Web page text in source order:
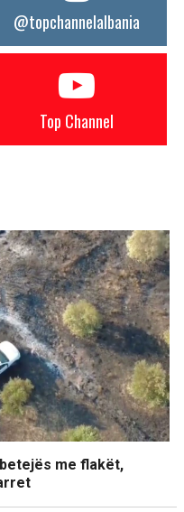
@topchannelalbania
Top Channel
me flakët,